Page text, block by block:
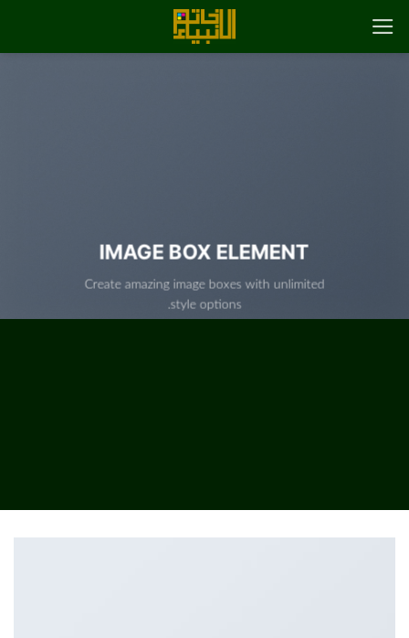
IMAGE BOX ELEMENT
Create amazing image boxes with unlimited
style options.